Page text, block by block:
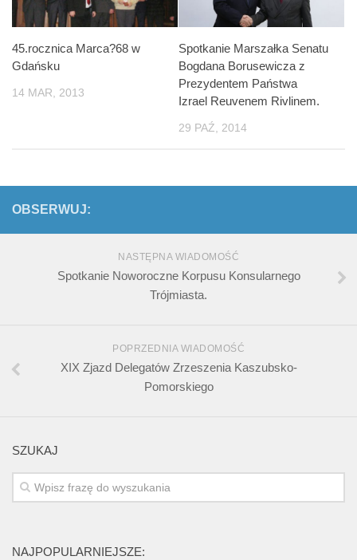
45.rocznica Marca?68 w
Gdańsku
14 MAR, 2013
Spotkanie Marszałka Senatu
Bogdana Borusewicza z
Prezydentem Państwa
Izrael Reuvenem Rivlinem.
29 PAŹ, 2014
OBSERWUJ:
NASTĘPNA WIADOMOŚĆ
Spotkanie Noworoczne Korpusu Konsularnego
Trójmiasta.
POPRZEDNIA WIADOMOŚĆ
XIX Zjazd Delegatów Zrzeszenia Kaszubsko-
Pomorskiego
SZUKAJ
NAJPOPULARNIEJSZE: